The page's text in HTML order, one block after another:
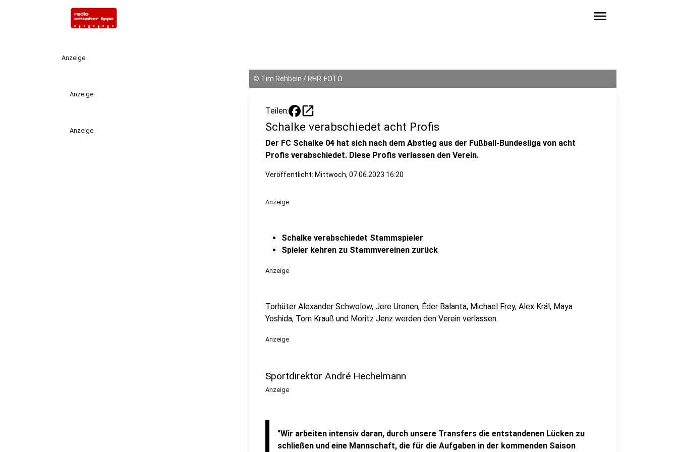
menu
Anzeige
Anzeige
Anzeige
© Tim Rehbein / RHR-FOTO
Teilen: open_in_new
Schalke verabschiedet acht Profis
Der FC Schalke 04 hat sich nach dem Abstieg aus der Fußball-Bundesliga von acht
Profis verabschiedet. Diese Profis verlassen den Verein.
Veröffentlicht: Mittwoch, 07.06.2023 16:20
Anzeige
Schalke verabschiedet Stammspieler
Spieler kehren zu Stammvereinen zurück
Anzeige
Torhüter Alexander Schwolow, Jere Uronen, Éder Balanta, Michael Frey, Alex Král, Maya
Yoshida, Tom Krauß und Moritz Jenz werden den Verein verlassen.
Anzeige
Sportdirektor André Hechelmann
Anzeige
"Wir arbeiten intensiv daran, durch unsere Transfers die entstandenen Lücken zu
schließen und eine Mannschaft, die für die Aufgaben in der kommenden Saison